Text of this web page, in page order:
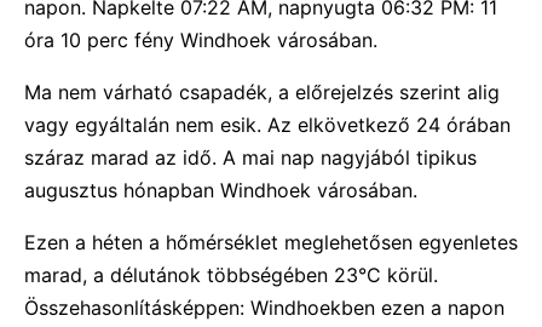
napon. Napkelte 07:22 AM, napnyugta 06:32 PM: 11
óra 10 perc fény Windhoek városában.
Ma nem várható csapadék, a előrejelzés szerint alig
vagy egyáltalán nem esik. Az elkövetkező 24 órában
száraz marad az idő. A mai nap nagyjából tipikus
augusztus hónapban Windhoek városában.
Ezen a héten a hőmérséklet meglehetősen egyenletes
marad, a délutánok többségében 23°C körül.
Összehasonlításképpen: Windhoekben ezen a napon